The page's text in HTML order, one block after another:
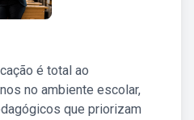
é total ao
no ambiente escolar,
que priorizam